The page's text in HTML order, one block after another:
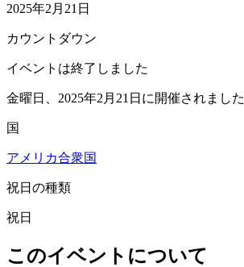
2025年2月21日
カウントダウン
イベントは終了しました
金曜日、2025年2月21日に開催されました
国
アメリカ合衆国
祝日の種類
祝日
このイベントについて